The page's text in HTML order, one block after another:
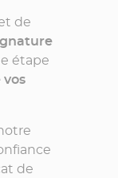
de
étape
de